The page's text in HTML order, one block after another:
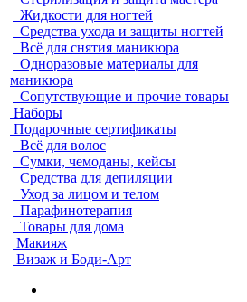
Жидкости для ногтей
Средства ухода и защиты ногтей
Всё для снятия маникюра
Одноразовые материалы для
маникюра
Сопутствующие и прочие товары
Наборы
Подарочные сертификаты
Всё для волос
Сумки, чемоданы, кейсы
Средства для депиляции
Уход за лицом и телом
Парафинотерапия
Товары для дома
Макияж
Визаж и Боди-Арт